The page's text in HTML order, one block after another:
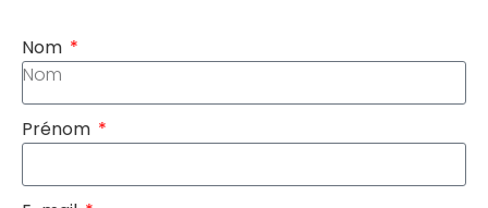
Nom
Prénom